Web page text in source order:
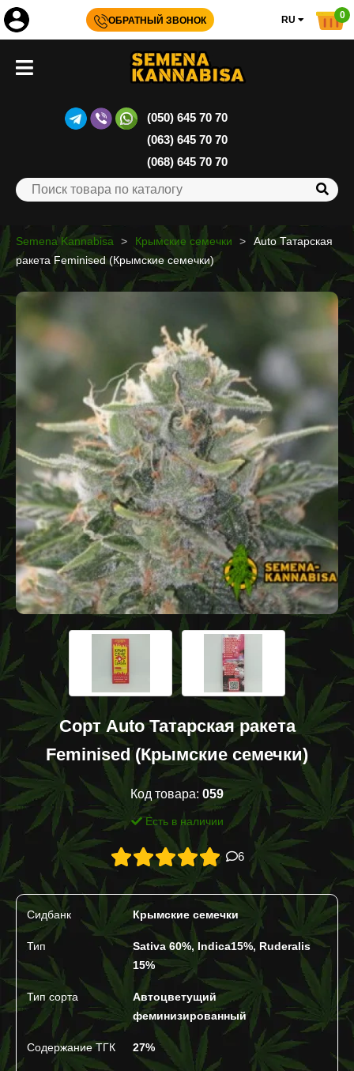
ОБРАТНЫЙ ЗВОНОК RU 0
(050) 645 70 70
(063) 645 70 70
(068) 645 70 70
Semena Kannabisa Крымские семечки
Auto Татарская
ракета Feminised (Крымские семечки)
Сорт Auto Татарская ракета
Feminised (Крымские семечки)
Код товара: 059
Есть в наличии
6
Сидбанк Крымские семечки
Тип
Sativa 60%, Indica15%, Ruderalis
15%
Тип сорта
Автоцветущий
феминизированный
Содержание ТГК 27%